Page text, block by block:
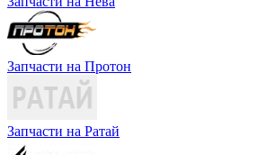
Запчасти на Протон
Запчасти на Ратай